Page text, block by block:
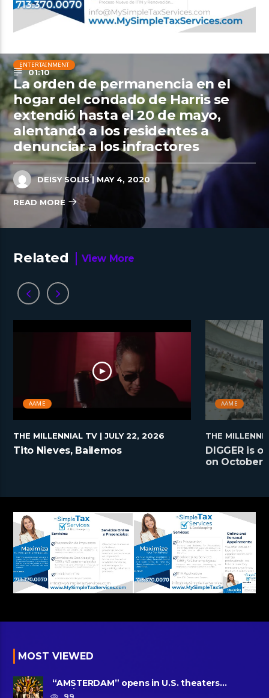
01:10
ENTERTAINMENT
La orden de permanencia en el
hogar del condado de Harris se
extendió hasta el 20 de mayo,
alentando a los residentes a
denunciar a los infractores
DEISY SOLIS| MAY 4, 2020
READ MORE
Related View More
AAME
THE MILLENNIAL TV | JULY 22, 2026
Tito Nieves, Bailemos
AAME
THE
DIGGER is
on October
MOST VIEWED
“AMSTERDAM” opens in U.S. theaters
October 7, 2022